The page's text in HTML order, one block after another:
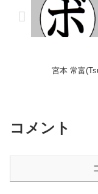
宮本 常富
コメント